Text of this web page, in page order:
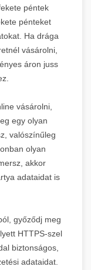
péntek
pénteket
Ha drága
vásárolni,
áron juss
vásárolni,
egy olyan
valószínűleg
olyan
akkor
adataidat is
győződj meg
HTTPS-szel
biztonságos,
adataidat.